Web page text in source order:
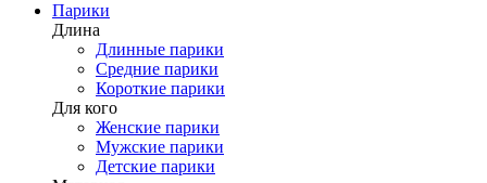
Парики
Длина
Длинные парики
Средние парики
Короткие парики
Для кого
Женские парики
Мужские парики
Детские парики